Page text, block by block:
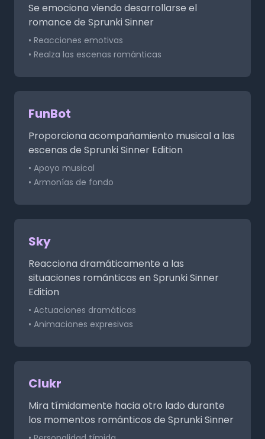
Se emociona viendo desarrollarse el
romance de Sprunki Sinner
• Reacciones emotivas
• Realza las escenas románticas
FunBot
Proporciona acompañamiento musical a las
escenas de Sprunki Sinner Edition
• Apoyo musical
• Armonías de fondo
Sky
Reacciona dramáticamente a las
situaciones románticas en Sprunki Sinner
Edition
• Actuaciones dramáticas
• Animaciones expresivas
Clukr
Mira tímidamente hacia otro lado durante
los momentos románticos de Sprunki Sinner